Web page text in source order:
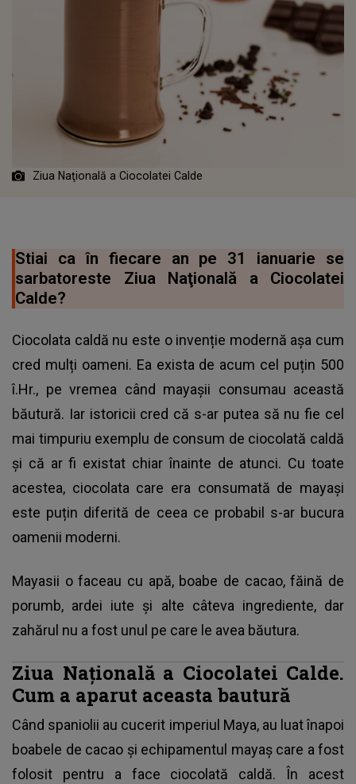
Ziua Naţională a Ciocolatei Calde
Stiai ca în fiecare an pe 31 ianuarie se
sarbatoreste Ziua Naţională a Ciocolatei
Calde?
Ciocolata caldă nu este o invenție modernă așa cum
cred mulți oameni. Ea exista de acum cel puțin 500
î.Hr., pe vremea când mayașii consumau această
băutură. Iar istoricii cred că s-ar putea să nu fie cel
mai timpuriu exemplu de consum de ciocolată caldă
și că ar fi existat chiar înainte de atunci. Cu toate
acestea, ciocolata care era consumată de mayași
este puțin diferită de ceea ce probabil s-ar bucura
oamenii moderni.
Mayasii o faceau cu apă, boabe de cacao, făină de
porumb, ardei iute și alte câteva ingrediente, dar
zahărul nu a fost unul pe care le avea băutura.
Ziua Naţională a Ciocolatei Calde.
Cum a aparut aceasta bautură
Când spaniolii au cucerit imperiul Maya, au luat înapoi
boabele de cacao și echipamentul mayaș care a fost
folosit pentru a face ciocolată caldă. În acest